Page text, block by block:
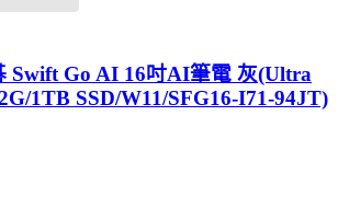
Swift Go AI 16吋AI筆電 灰(Ultra
1TB SSD/W11/SFG16-I71-94JT)